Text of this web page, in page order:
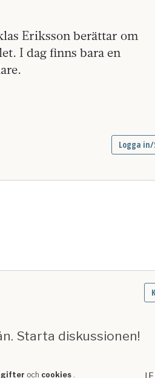
Eriksson berättar om
I dag finns bara en